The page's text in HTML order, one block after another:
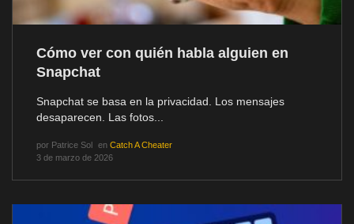
Cómo ver con quién habla alguien en
Snapchat
Snapchat se basa en la privacidad. Los mensajes
desaparecen. Las fotos...
por Patrice Sol en Catch A Cheater
3 de marzo de 2026